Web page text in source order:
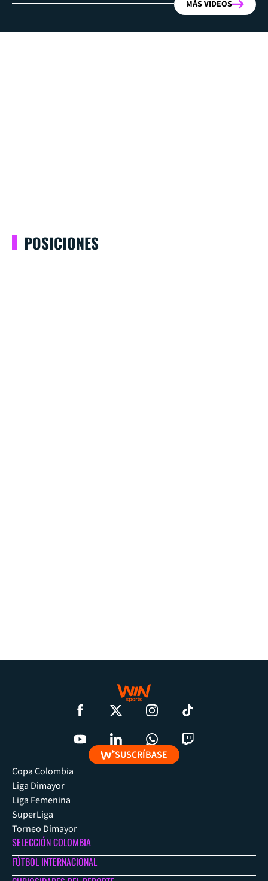
MÁS VIDEOS
POSICIONES
SUSCRÍBASE
Copa Colombia
Liga Dimayor
Liga Femenina
SuperLiga
Torneo Dimayor
SELECCIÓN COLOMBIA
FÚTBOL INTERNACIONAL